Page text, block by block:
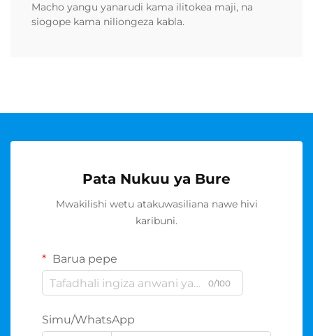
Macho yangu yanarudi kama ilitokea maji, na
siogope kama niliongeza kabla.
Pata Nukuu ya Bure
Mwakilishi wetu atakuwasiliana nawe hivi
karibuni.
Barua pepe
0/100
Simu/WhatsApp